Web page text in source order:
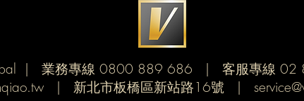
| 業務專線 0800 889 686 | 客服專線 02
| 新北市板橋區新站路16號 |